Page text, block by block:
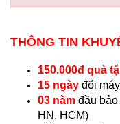
THÔNG TIN
150.000đ quà
15 ngày đổi
03 năm đầu
HN, HCM)